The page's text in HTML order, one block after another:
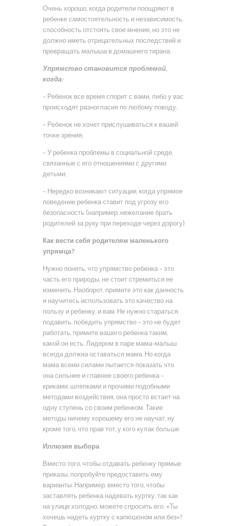
Очень хорошо, когда родители поощряют в
ребенке самостоятельность и независимость,
способность отстоять свое мнение, но это не
должно иметь отрицательных последствий и
превращать малыша в домашнего тирана.
Упрямство становится проблемой,
когда:
– Ребенок все время спорит с вами, либо у вас
происходят разногласия по любому поводу;
– Ребенок не хочет прислушиваться к вашей
точке зрения;
– У ребенка проблемы в социальной среде,
связанные с его отношениями с другими
детьми;
– Нередко возникают ситуации, когда упрямое
поведение ребенка ставит под угрозу его
безопасность (например, нежелание брать
родителей за руку при переходе через дорогу)
Как вести себя родителям маленького
упрямца?
Нужно понять, что упрямство ребенка – это
часть его природы, не стоит стремиться ее
изменить. Наоборот, примите это как данность
и научитесь использовать это качество на
пользу и ребенку, и вам. Не нужно стараться
подавить, победить упрямство – это не будет
работать, примите вашего ребенка таким,
какой он есть. Лидером в паре мама-малыш
всегда должна оставаться мама. Но когда
мама всеми силами пытается показать что
она сильнее и главнее своего ребенка –
криками, шлепками и прочими подобными
методами воздействия, она просто встает на
одну ступень со своим ребенком. Такие
методы ничему хорошему его не научат, ну
кроме того, что прав тот, у кого кулак больше.
Иллюзия выбора
Вместо того, чтобы отдавать ребенку прямые
приказы, попробуйте предоставить ему
варианты. Например, вместо того, чтобы
заставлять ребенка надевать куртку, так как
на улице холодно, можете спросить его: «Ты
хочешь надеть куртку с капюшоном или без»?